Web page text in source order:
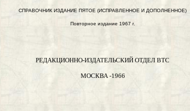
СПРАВОЧНИК ИЗДАНИЕ ПЯТОЕ (ИСПРАВЛЕННОЕ И ДОПОЛНЕННОЕ)
Повторное издание 1967 г.
РЕДАКЦИОННО-ИЗДАТЕЛЬСКИЙ ОТДЕЛ ВТС
МОСКВА -1966